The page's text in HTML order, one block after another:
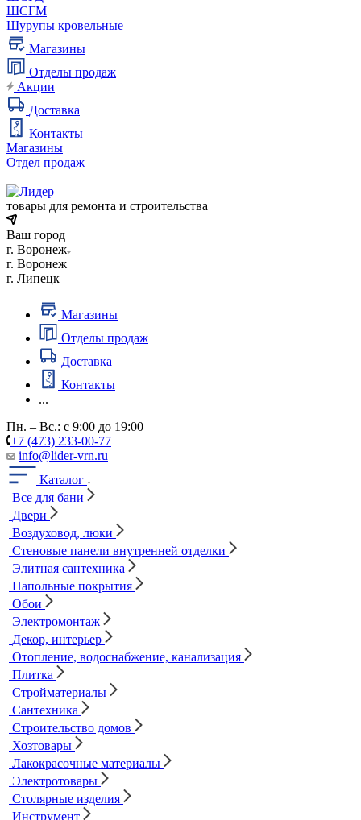
ШСГМ
Шурупы кровельные
Магазины
Отделы продаж
Акции
Доставка
Контакты
Магазины
Отдел продаж
товары для ремонта и строительства
Ваш город
г. Воронеж
г. Воронеж
г. Липецк
Магазины
Отделы продаж
Доставка
Контакты
...
Пн. – Вс.: с 9:00 до 19:00
+7 (473) 233-00-77
info@lider-vrn.ru
Каталог
Все для бани
Двери
Воздуховод, люки
Стеновые панели внутренней отделки
Элитная сантехника
Напольные покрытия
Обои
Электромонтаж
Декор, интерьер
Отопление, водоснабжение, канализация
Плитка
Стройматериалы
Сантехника
Строительство домов
Хозтовары
Лакокрасочные материалы
Электротовары
Столярные изделия
Инструмент